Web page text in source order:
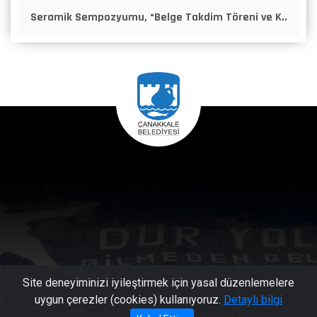
Seramik Sempozyumu, “Belge Takdim Töreni ve K..
Site deneyiminizi iyileştirmek için yasal düzenlemelere
uygun çerezler (cookies) kullanıyoruz. Detaylı bilgi